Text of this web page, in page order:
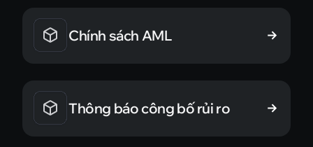
Chính sách AML
Thông báo công bố rủi ro